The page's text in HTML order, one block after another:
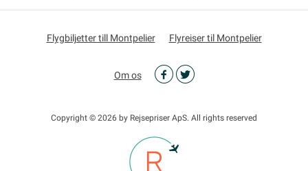
Flygbiljetter till Montpelier Flyreiser til Montpelier
Om os
Copyright © 2026 by Rejsepriser ApS. All rights reserved